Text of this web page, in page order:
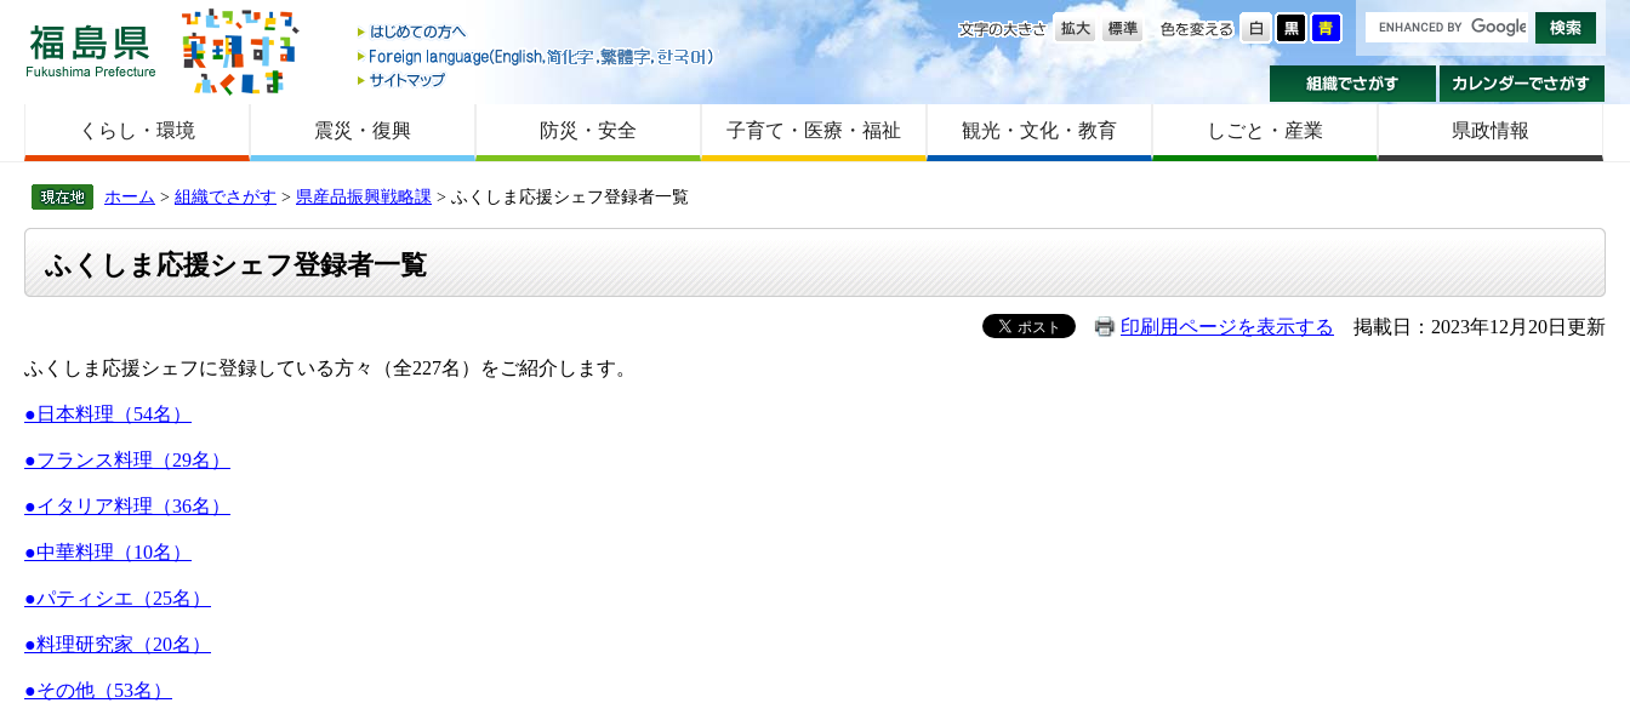
福島県
はじめての方へ
Foreign language
サイトマップ
色を変える
文字の大きさ
組織でさがす
くらし・環境 震災・復興 防災・安全 子育て・医療・福祉 観光・文化・教育 しごと・産業 県政情報
ホーム > 組織でさがす > 県産品振興戦略課 > ふくしま応援シェフ登録者一覧
ふくしま応援シェフ登録者一覧
印刷用ページを表示する
掲載日：2023年12月20日更新
ふくしま応援シェフに登録している方々（全227名）をご紹介します。
●日本料理（54名）
●フランス料理（29名）
●イタリア料理（36名）
●中華料理（10名）
●パティシエ（25名）
●料理研究家（20名）
●その他（53名）